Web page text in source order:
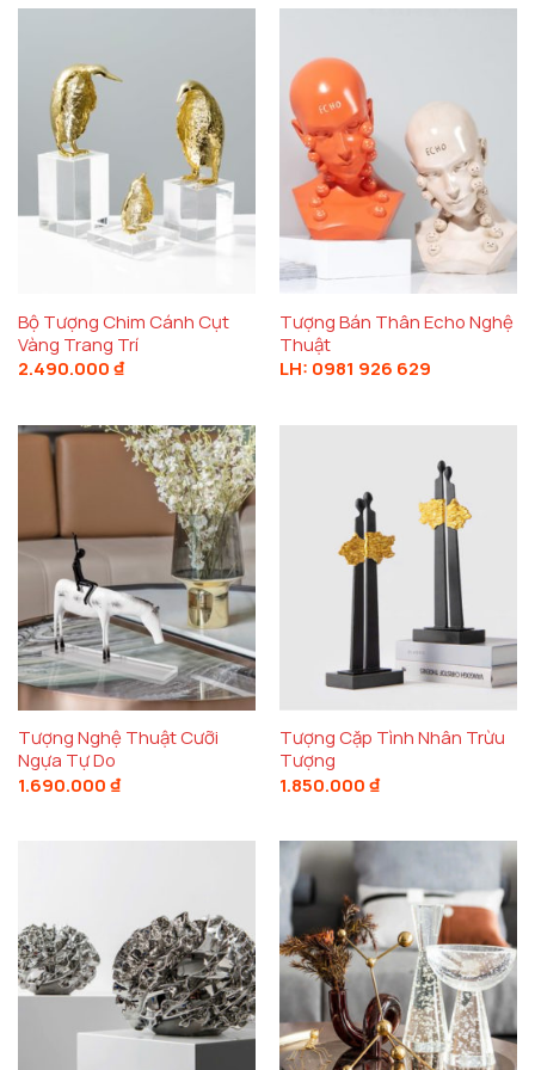
Bộ Tượng Chim Cánh Cụt
Vàng Trang Trí
2.490.000 ₫
Tượng Bán Thân Echo Nghệ
Thuật
LH: 0981 926 629
Tượng Nghệ Thuật Cưỡi
Ngựa Tự Do
1.690.000 ₫
Tượng Cặp Tình Nhân Trừu
Tượng
1.850.000 ₫